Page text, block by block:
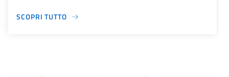
SCOPRI TUTTO